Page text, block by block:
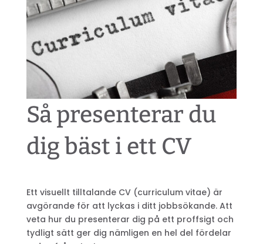
Så presenterar du
dig bäst i ett CV
Ett visuellt tilltalande CV (curriculum vitae) är
avgörande för att lyckas i ditt jobbsökande. Att
veta hur du presenterar dig på ett proffsigt och
tydligt sätt ger dig nämligen en hel del fördelar